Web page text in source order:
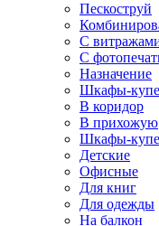
Пескоструй
С
С
Назначение
Шкафы-
В коридор
В прихожую
Шкафы-
Детские
Офисные
Для книг
Для одежды
На балкон